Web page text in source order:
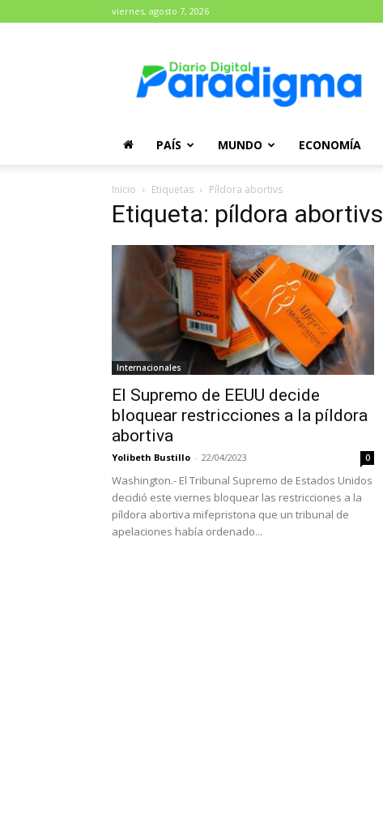
viernes, agosto 7, 2026
Paradigma
PAÍS MUNDO ECONOMÍA
Inicio Etiquetas Píldora abortivs
Etiqueta: píldora abortivs
Internacionales
El Supremo de EEUU decide
bloquear restricciones a la píldora
abortiva
Yolibeth Bustillo - 22/04/2023 0
Washington.- El Tribunal Supremo de Estados Unidos
decidió este viernes bloquear las restricciones a la
píldora abortiva mifepristona que un tribunal de
apelaciones había ordenado...